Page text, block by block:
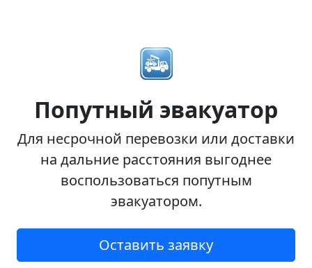
Попутный эвакуатор
Для несрочной перевозки или доставки
на дальние расстояния выгоднее
воспользоваться попутным
эвакуатором.
Оставить заявку